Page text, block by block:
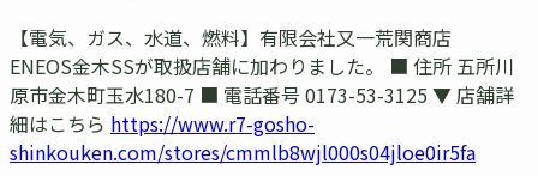
【電気、ガス、水道、燃料】有限会社又一荒関商店
ENEOS金木SSが取扱店舗に加わりました。 ■ 住所 五所川
原市金木町玉水180-7 ■ 電話番号 0173-53-3125 ▼ 店舗詳
細はこちら https://www.r7-gosho-
shinkouken.com/stores/cmmlb8wjl000s04jloe0ir5fa